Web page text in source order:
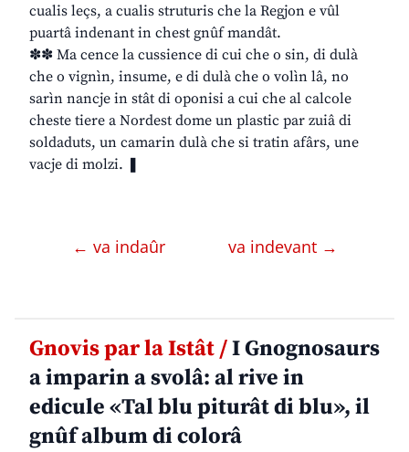
cualis leçs, a cualis struturis che la Regjon e vûl
puartâ indenant in chest gnûf mandât.
✽✽ Ma cence la cussience di cui che o sin, di dulà
che o vignìn, insume, e di dulà che o volìn lâ, no
sarìn nancje in stât di oponisi a cui che al calcole
cheste tiere a Nordest dome un plastic par zuiâ di
soldaduts, un camarin dulà che si tratin afârs, une
vacje di molzi. ❚
← va indaûr va indevant →
Gnovis par la Istât /I Gnognosaurs
a imparin a svolâ: al rive in
edicule «Tal blu piturât di blu», il
gnûf album di colorâ